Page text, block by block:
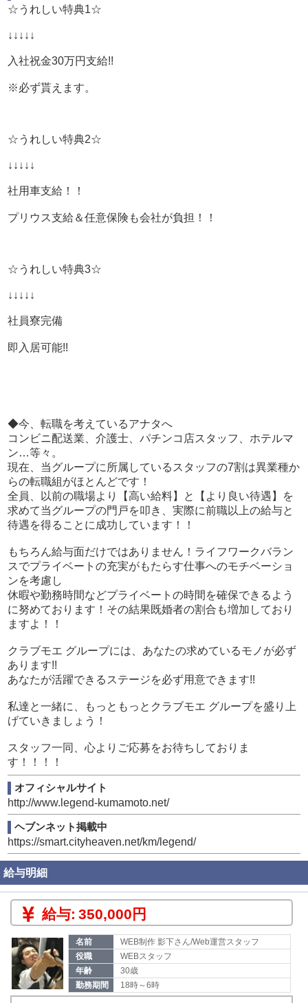
い！！
い！）
入社当時は、釣りなんかした事なかったスタッフが他のス
タッフと一緒に釣りに行ってハマったり、入社した時は普
趣味を持ったスタッフが働いています！
そんな仲の良いスタッフの一員になりませんか！？
仕事以外にも興味を持てる趣味を見つけてプライベートを
充実して一度っきりの「人生」を一緒に楽しみましょう♪
正社員…基本給26万（研修期間3ヶ月間は18万円）の高待
当店のスタッフと趣味が合いそうだなと思ったそこのアナ
是非、お気軽にお問い合わせ下さい！！
お待ちしておりますm(_ _)m
☆うれしい特典1☆
↓↓↓↓↓
入社祝金30万円支給!!
※必ず貰えます。
☆うれしい特典2☆
↓↓↓↓↓
社用車支給！！
プリウス支給＆任意保険も会社が負担！！
☆うれしい特典3☆
↓↓↓↓↓
社員寮完備
即入居可能!!
◆今、転職を考えているアナタへ
コンビニ配送業、介護士、パチンコ店スタッフ、ホテルマ
ン…等々。
現在、当グループに所属しているスタッフの7割は異業種か
らの転職組がほとんどです！
全員、以前の職場より【高い給料】と【より良い待遇】を
求めて当グループの門戸を叩き、実際に前職以上の給与と
待遇を得ることに成功しています！！
もちろん給与面だけではありません！ライフワークバラン
スでプライベートの充実がもたらす仕事へのモチベーショ
ンを考慮し
休暇や勤務時間などプライベートの時間を確保できるよう
に努めております！その結果既婚者の割合も増加しており
ますよ！！
クラブモエ グループには、あなたの求めているモノが必ず
あります!!
あなたが活躍できるステージを必ず用意できます!!
私達と一緒に、もっともっとクラブモエ グループを盛り上
げていきましょう！
スタッフ一同、心よりご応募をお待ちしておりま
す！！！！
オフィシャルサイト
http://www.legend-kumamoto.net/
ヘブンネット掲載中
https://smart.cityheaven.net/km/legend/
給与明細
給与: 350,000円
名前
WEB制作 影下さん/Web運営スタッフ
役職
WEBスタッフ
年齢
30歳
勤務期間
18時～6時